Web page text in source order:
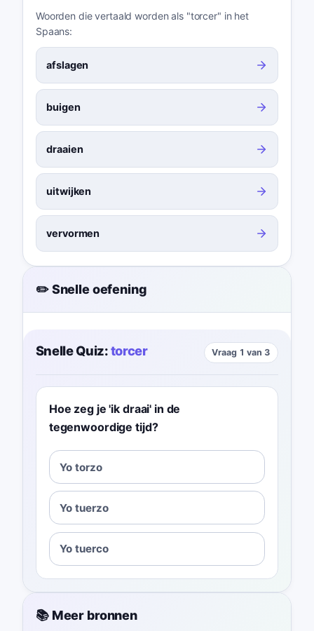
Woorden die vertaald worden als "torcer" in het
Spaans:
afslagen
buigen
draaien
uitwijken
vervormen
✏️ Snelle oefening
Snelle Quiz:torcer Vraag 1 van 3
Hoe zeg je 'ik draai' in de
tegenwoordige tijd?
Yo torzo
Yo tuerzo
Yo tuerco
📚 Meer bronnen